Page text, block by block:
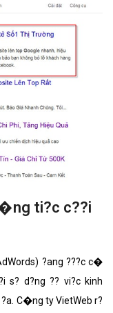
ti?c c??i
?ang ???c c�
s? d?ng ?? vi?c kinh
C�ng ty VietWeb r?